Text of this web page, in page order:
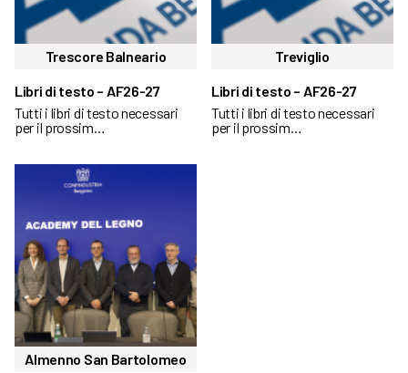
Trescore Balneario
Libri di testo – AF26-27
Tutti i libri di testo necessari
per il prossim…
Treviglio
Libri di testo – AF26-27
Tutti i libri di testo necessari
per il prossim…
Almenno San Bartolomeo